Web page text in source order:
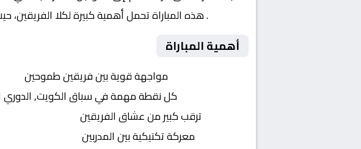
. هذه المباراة تحمل أهمية كبيرة لكلا
أهمية المباراة
مواجهة قوية بين فريقين طموحين
كل نقطة مهمة في سباق الكويت, الدوري
ترقب كبير من عشاق الفريقين
معركة تكتيكية بين المدربين